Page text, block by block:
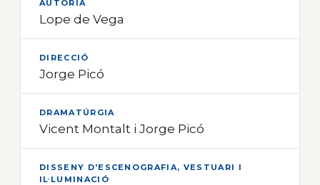
AUTORIA
Lope de Vega
DIRECCIÓ
Jorge Picó
DRAMATÚRGIA
Vicent Montalt i Jorge Picó
DISSENY D'ESCENOGRAFIA, VESTUARI I
IL·LUMINACIÓ